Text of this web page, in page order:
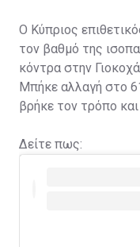
Ο Κύπριος
τον βαθμό της
κόντρα στην
Μπήκε αλλαγή στο
βρήκε τον τρόπο
Δείτε πως: